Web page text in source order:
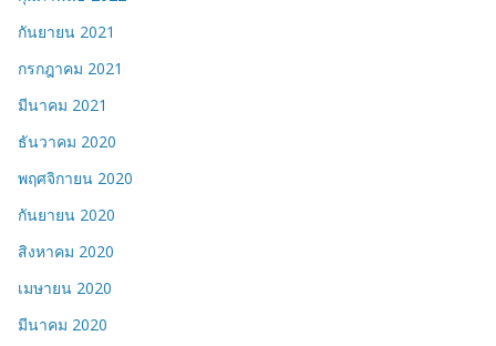
กันยายน 2021
กรกฎาคม 2021
มีนาคม 2021
ธันวาคม 2020
พฤศจิกายน 2020
กันยายน 2020
สิงหาคม 2020
เมษายน 2020
มีนาคม 2020